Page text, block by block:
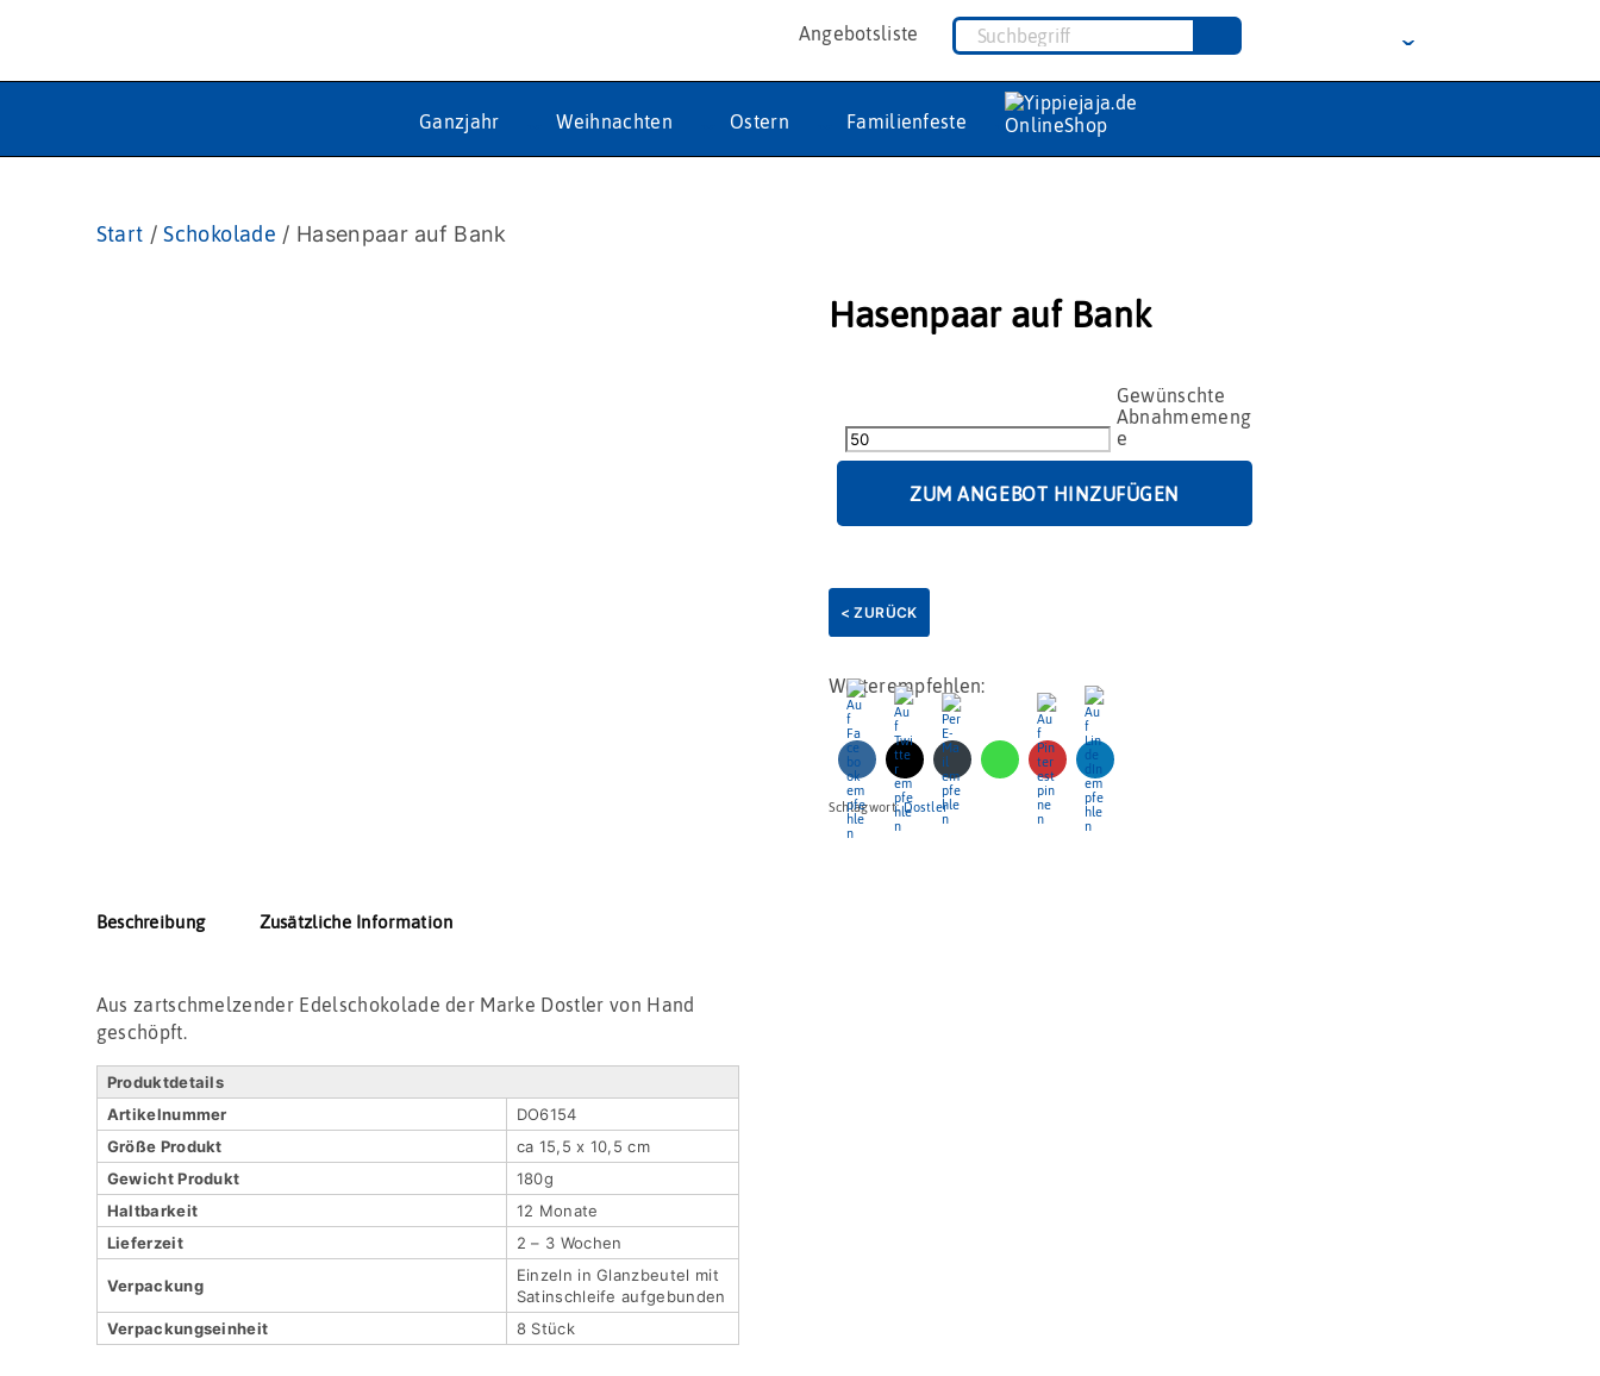
Angebotsliste
Ganzjahr Weihnachten Ostern Familienfeste
Start /Schokolade / Hasenpaar auf Bank
Hasenpaar auf Bank
Bank
Menge
ZUM ANGEBOT HINZUFÜGEN
< ZURÜCK
Weiterempfehlen:
Schlagwort:Dostler
Beschreibung Zusätzliche Information
Aus zartschmelzender Edelschokolade der Marke Dostler von Hand
geschöpft.
Produktdetails
Artikel­nummer
DO6154
Größe Produkt
ca 15,5 x 10,5 cm
Gewicht Produkt
180g
Haltbar­keit
12 Monate
Lieferzeit
2 – 3 Wochen
Verpackung
Einzeln in Glanzbeutel mit
Satinschleife aufgebunden
Verpackungs­einheit
8 Stück